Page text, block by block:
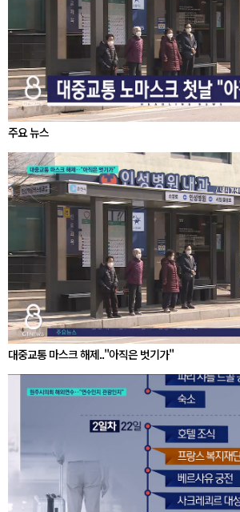
주요 뉴스
대중교통 마스크 해제.."아직은 벗기가"